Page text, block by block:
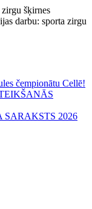
šķirnes
darbu: sporta zirgu
čempionātu Cellē!
2026